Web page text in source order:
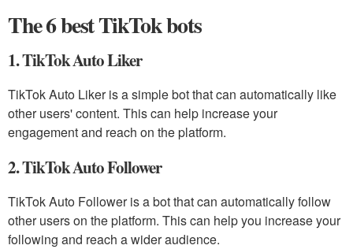
The 6 best TikTok bots
1. TikTok Auto Liker
TikTok Auto Liker is a simple bot that can automatically like
other users' content. This can help increase your
engagement and reach on the platform.
2. TikTok Auto Follower
TikTok Auto Follower is a bot that can automatically follow
other users on the platform. This can help you increase your
following and reach a wider audience.